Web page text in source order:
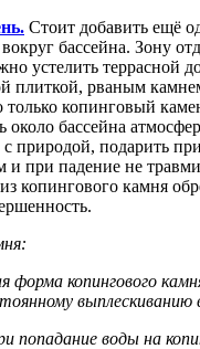
Стоит добавить ещё
бассейна. Зону
устелить террасной
плиткой, рваным
только копинговый
около бассейна
природой, подарить
и при падение не
копингового камня
форма копингового
выплескиванию
попадание воды на